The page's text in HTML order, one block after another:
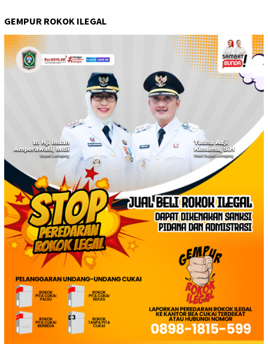
GEMPUR ROKOK ILEGAL